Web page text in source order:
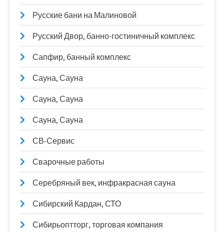
Русские бани на Малиновой
Русский Двор, банно-гостиничный комплекс
Сапфир, банный комплекс
Сауна, Сауна
Сауна, Сауна
Сауна, Сауна
СВ-Сервис
Сварочные работы
Серебряный век, инфракрасная сауна
Сибирский Кардан, СТО
Сибирьоптторг, торговая компания